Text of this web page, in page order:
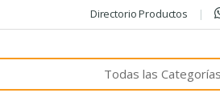
Directorio Productos